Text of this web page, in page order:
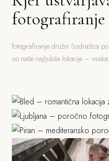
fotografiranje družin Sodražica
so naše najljubše lokacije –
Grad, stara mesta, parki
Piran
Morje, mediteranska